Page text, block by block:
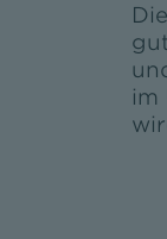
im